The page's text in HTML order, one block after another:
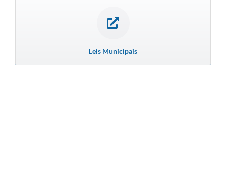
Leis Municipais